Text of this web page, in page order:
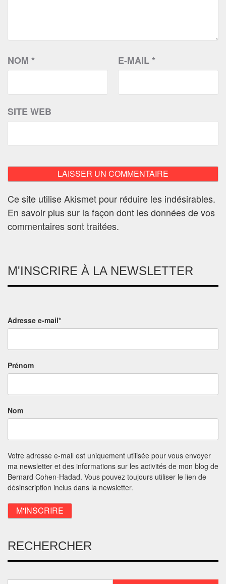
NOM * E-MAIL*
SITE WEB
Ce site utilise Akismet pour réduire les indésirables.
En savoir plus sur la façon dont les données de vos
commentaires sont traitées.
M'INSCRIRE À LA NEWSLETTER
Adresse e-mail*
Prénom
Nom
Votre adresse e-mail est uniquement utilisée pour vous envoyer
ma newsletter et des informations sur les activités de mon blog de
Bernard Cohen-Hadad. Vous pouvez toujours utiliser le lien de
désinscription inclus dans la newsletter.
RECHERCHER